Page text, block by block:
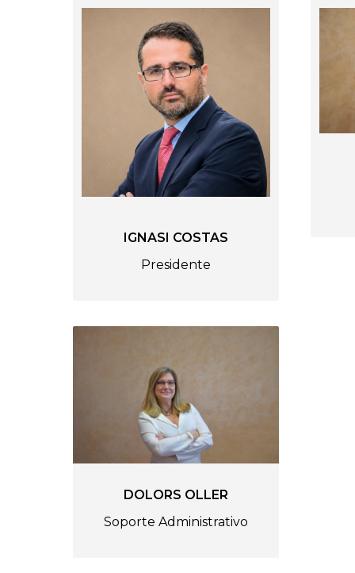
IGNASI COSTAS
Presidente
DOLORS OLLER
Soporte Administrativo